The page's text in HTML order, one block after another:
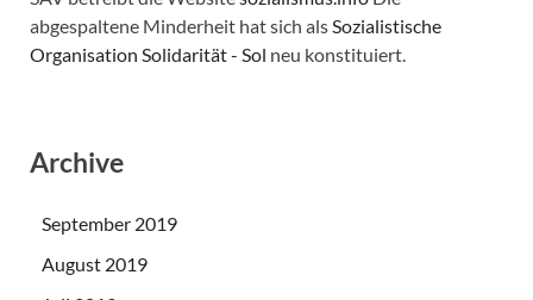
abgespaltene Minderheit hat sich als Sozialistische
Organisation Solidarität - Sol neu konstituiert.
Archive
September 2019
August 2019